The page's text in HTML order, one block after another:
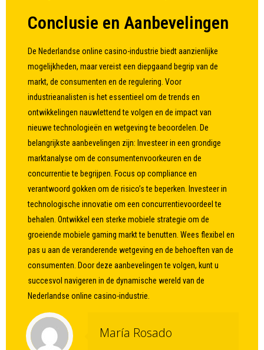
Conclusie en Aanbevelingen
De Nederlandse online casino-industrie biedt aanzienlijke
mogelijkheden, maar vereist een diepgaand begrip van de
markt, de consumenten en de regulering. Voor
industrieanalisten is het essentieel om de trends en
ontwikkelingen nauwlettend te volgen en de impact van
nieuwe technologieën en wetgeving te beoordelen. De
belangrijkste aanbevelingen zijn: Investeer in een grondige
marktanalyse om de consumentenvoorkeuren en de
concurrentie te begrijpen. Focus op compliance en
verantwoord gokken om de risico’s te beperken. Investeer in
technologische innovatie om een concurrentievoordeel te
behalen. Ontwikkel een sterke mobiele strategie om de
groeiende mobiele gaming markt te benutten. Wees flexibel en
pas u aan de veranderende wetgeving en de behoeften van de
consumenten. Door deze aanbevelingen te volgen, kunt u
succesvol navigeren in de dynamische wereld van de
Nederlandse online casino-industrie.
María Rosado